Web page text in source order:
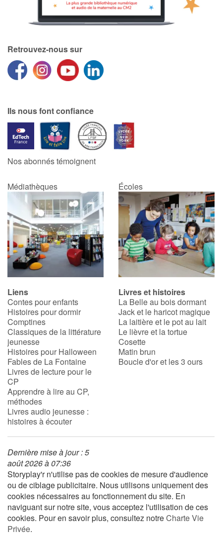
Retrouvez-nous sur
Ils nous font confiance
Nos abonnés témoignent
Médiathèques Écoles
Liens
Contes pour enfants
Histoires pour dormir
Comptines
Classiques de la littérature
jeunesse
Histoires pour Halloween
Fables de La Fontaine
Livres de lecture pour le
CP
Apprendre à lire au CP,
méthodes
Livres audio jeunesse :
histoires à écouter
Livres et histoires
La Belle au bois dormant
Jack et le haricot magique
La laitière et le pot au lait
Le lièvre et la tortue
Cosette
Matin brun
Boucle d'or et les 3 ours
Dernière mise à jour : 5
août 2026 à 07:36
Storyplay'r n'utilise pas de cookies de mesure d'audience
ou de ciblage publicitaire. Nous utilisons uniquement des
cookies nécessaires au fonctionnement du site. En
naviguant sur notre site, vous acceptez l'utilisation de ces
cookies. Pour en savoir plus, consultez notreCharte Vie
Privée.